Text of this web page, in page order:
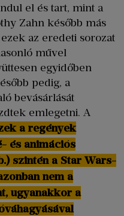
el és tart, mint a
Zahn később más
az eredeti sorozat
művel
egyidőben
pedig, a
bevásárlását
emlegetni. A
a regények
és animációs
szintén a Star Wars-
nem a
ugyanakkor a